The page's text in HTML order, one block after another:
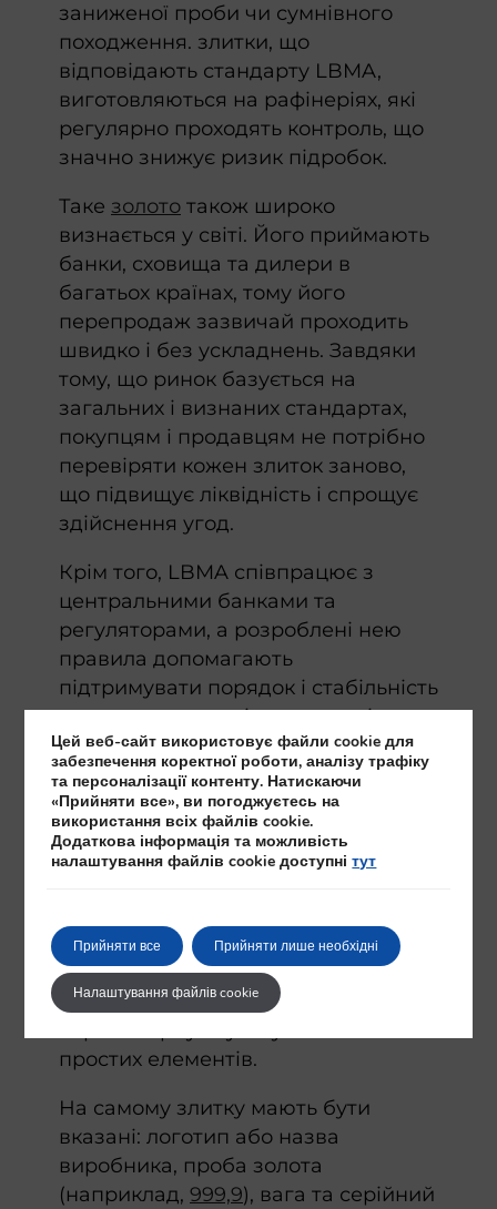
заниженої проби чи сумнівного
походження. злитки, що
відповідають стандарту LBMA,
виготовляються на рафінеріях, які
регулярно проходять контроль, що
значно знижує ризик підробок.
Таке золото також широко
визнається у світі. Його приймають
банки, сховища та дилери в
багатьох країнах, тому його
перепродаж зазвичай проходить
швидко і без ускладнень. Завдяки
тому, що ринок базується на
загальних і визнаних стандартах,
покупцям і продавцям не потрібно
перевіряти кожен злиток заново,
що підвищує ліквідність і спрощує
здійснення угод.
Крім того, LBMA співпрацює з
центральними банками та
регуляторами, а розроблені нею
правила допомагають
підтримувати порядок і стабільність
на ринку дорогоцінних металів.
Можна сказати, що LBMA виконує
роль глобального знака якості для
інвестиційного золота.
​Як перевірити, чи злиток
LBMA?
Щоб переконатися, щозлиток
золотавідповідає стандарту LBMA,
простих елементів.
На самому злитку мають бути
вказані: логотип або назва
виробника, проба золота
(наприклад, 999,9), вага та серійний
Цей веб-сайт використовує файли cookie для
забезпечення коректної роботи, аналізу трафіку
та персоналізації контенту. Натискаючи
«Прийняти все», ви погоджуєтесь на
використання всіх файлів cookie.
Додаткова інформація та можливість
налаштування файлів cookie доступнітут
Прийняти все Прийняти лише необхідні
Налаштування файлів cookie